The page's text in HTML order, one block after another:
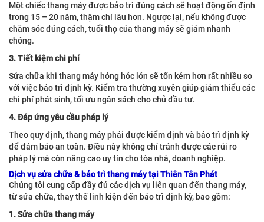
Một chiếc thang máy được bảo trì đúng cách sẽ hoạt động ổn định
trong 15 – 20 năm, thậm chí lâu hơn. Ngược lại, nếu không được
chăm sóc đúng cách, tuổi thọ của thang máy sẽ giảm nhanh
chóng.
3. Tiết kiệm chi phí
Sửa chữa khi thang máy hỏng hóc lớn sẽ tốn kém hơn rất nhiều so
với việc bảo trì định kỳ. Kiểm tra thường xuyên giúp giảm thiểu các
chi phí phát sinh, tối ưu ngân sách cho chủ đầu tư.
4. Đáp ứng yêu cầu pháp lý
Theo quy định, thang máy phải được kiểm định và bảo trì định kỳ
để đảm bảo an toàn. Điều này không chỉ tránh được các rủi ro
pháp lý mà còn nâng cao uy tín cho tòa nhà, doanh nghiệp.
Dịch vụ sửa chữa & bảo trì thang máy tại Thiên Tân Phát
Chúng tôi cung cấp đầy đủ các dịch vụ liên quan đến thang máy,
từ sửa chữa, thay thế linh kiện đến bảo trì định kỳ, bao gồm:
1. Sửa chữa thang máy